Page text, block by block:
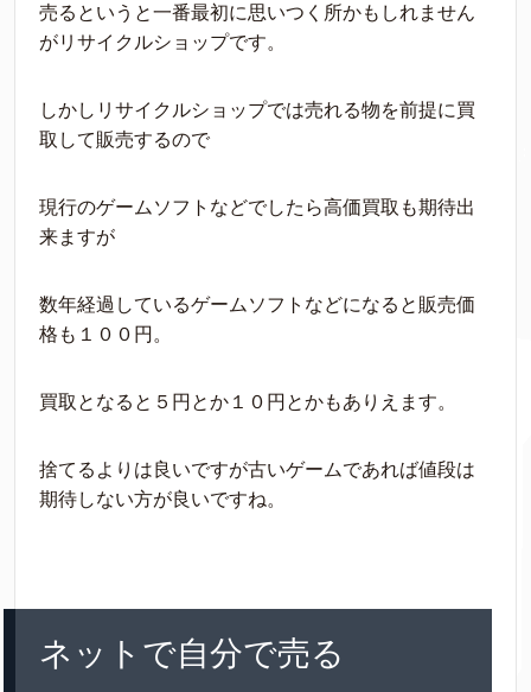
売るというと一番最初に思いつく所かもしれません
がリサイクルショップです。
しかしリサイクルショップでは売れる物を前提に買
取して販売するので
現行のゲームソフトなどでしたら高価買取も期待出
来ますが
数年経過しているゲームソフトなどになると販売価
格も１００円。
買取となると５円とか１０円とかもありえます。
捨てるよりは良いですが古いゲームであれば値段は
期待しない方が良いですね。
ネットで自分で売る